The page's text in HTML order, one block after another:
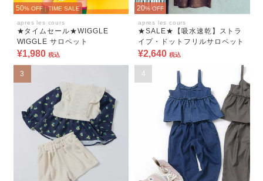
50% OFF | TIME SALE
apres les cours
★タイムセール★WIGGLE
WIGGLE サロペット
¥1,980 税込
20% OFF
apres les cours
★SALE★【吸水速乾】ストラ
イプ・ドットフリルサロペット
¥2,640 税込
3 4